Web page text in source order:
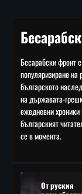
Бесарабски фронт
популяризиране на
българското
на държавата-
ежедневни
българският
се в момента.
От руския